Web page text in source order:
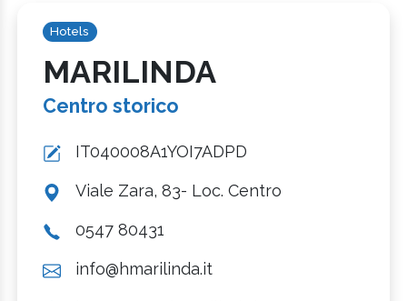
Hotels
MARILINDA
Centro storico
IT040008A1YOI7ADPD
Viale Zara, 83- Loc. Centro
0547 80431
info@hmarilinda.it